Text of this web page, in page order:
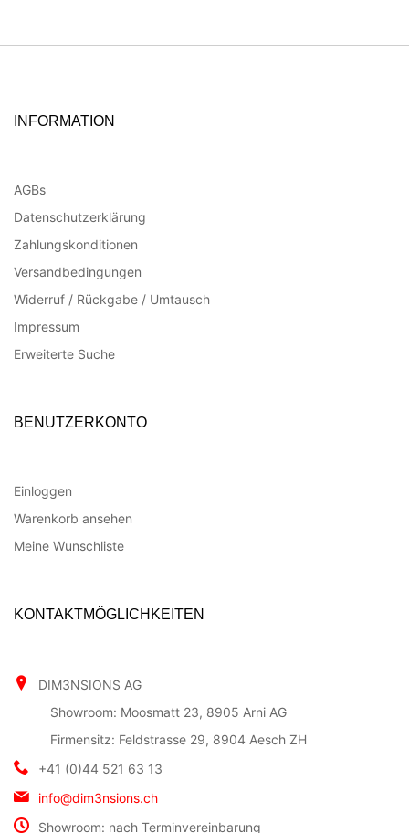
INFORMATION
AGBs
Datenschutzerklärung
Zahlungskonditionen
Versandbedingungen
Widerruf / Rückgabe / Umtausch
Impressum
Erweiterte Suche
BENUTZERKONTO
Einloggen
Warenkorb ansehen
Meine Wunschliste
KONTAKTMÖGLICHKEITEN
DIM3NSIONS AG
Showroom: Moosmatt 23, 8905 Arni AG
Firmensitz: Feldstrasse 29, 8904 Aesch ZH
+41 (0)44 521 63 13
info@dim3nsions.ch
Showroom: nach Terminvereinbarung